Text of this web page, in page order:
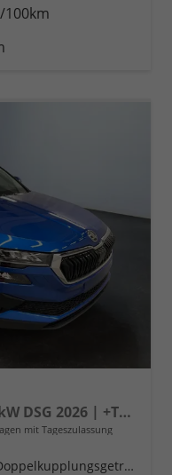
100km
Selection 1.5 TSI 150PS/110kW DSG 2026 | +TravelAssist +RFK & Parksensoren +Var. Gepäckraumboden
mit Tageszulassung
Doppelkupplungsgetriebe (DSG)